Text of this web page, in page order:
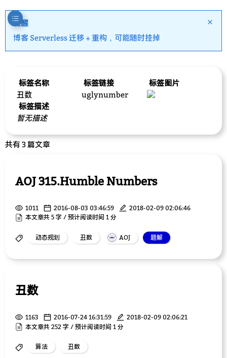
提醒
博客 Serverless 迁移 + 重构，可能随时挂掉
标签名称 标签链接
标签图片
丑数
uglynumber
标签描述
暂无描述
共有 3 篇文章
AOJ 315.Humble Numbers
1011 2016-08-03 03:46:59
2018-02-09 02:06:46
本文章共 5 字 / 预计阅读时间 1 分
动态规划 丑数 AOJ 题解
丑数
1163 2016-07-24 16:31:59
2018-02-09 02:06:21
本文章共 252 字 / 预计阅读时间 1 分
算法 丑数